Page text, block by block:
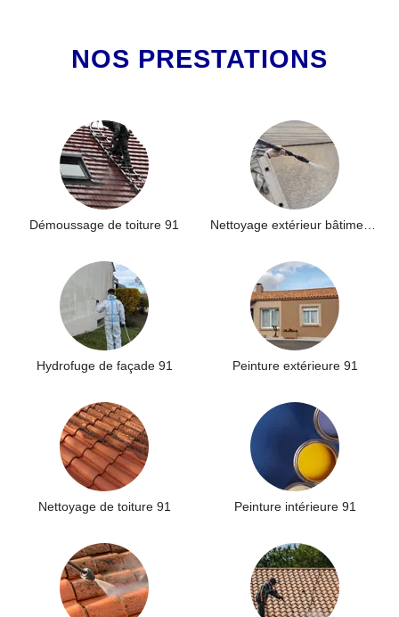
NOS PRESTATIONS
Démoussage de toiture 91
Hydrofuge de façade 91 Peinture extérieure 91
Nettoyage de toiture 91 Peinture intérieure 91